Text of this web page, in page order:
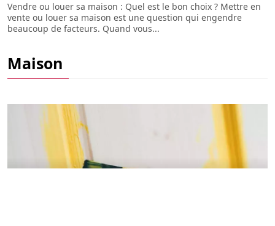
Vendre ou louer sa maison : Quel est le bon choix ? Mettre en
vente ou louer sa maison est une question qui engendre
beaucoup de facteurs. Quand vous...
Maison
L'art de la dorure sur cadre : l'élégance et
l'authenticité